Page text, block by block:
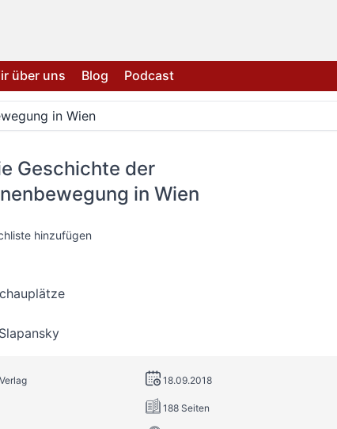
über uns Blog Podcast
in Wien
Geschichte der
in Wien
hinzufügen
18.09.2018
188 Seiten